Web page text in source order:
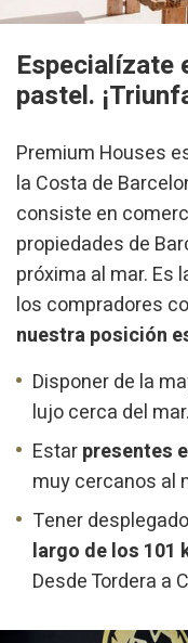
Especialízate
pastel.
Premium Houses
la Costa de
consiste en
propiedades de
próxima al mar. Es
los compradores
nuestra posición
Disponer de la
lujo cerca del mar.
Estarpresentes
muy cercanos al
Tener desplegado
largo de los 101
Desde Tordera a
Marketing y
Estas cookies son
sobre las
navegación. Gracias
de navegación en el
relacionada con el